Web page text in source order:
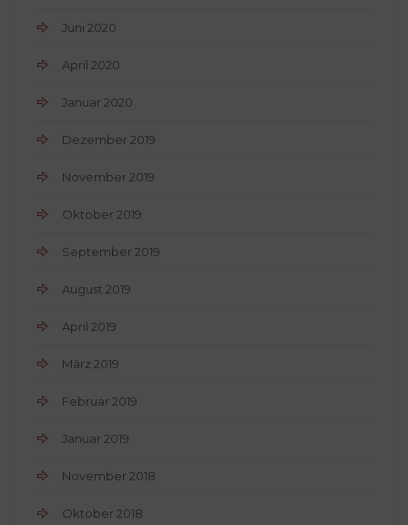
Juni 2020
April 2020
Januar 2020
Dezember 2019
November 2019
Oktober 2019
September 2019
August 2019
April 2019
März 2019
Februar 2019
Januar 2019
November 2018
Oktober 2018